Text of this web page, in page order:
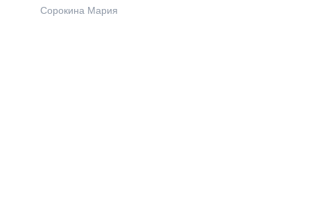
Сорокина Мария